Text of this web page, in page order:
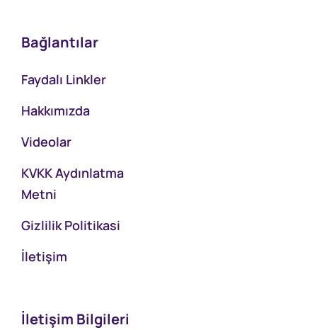
Bağlantılar
Faydalı Linkler
Hakkımızda
Videolar
KVKK Aydınlatma
Metni
Gizlilik Politikasi
İletişim
İletişim Bilgileri